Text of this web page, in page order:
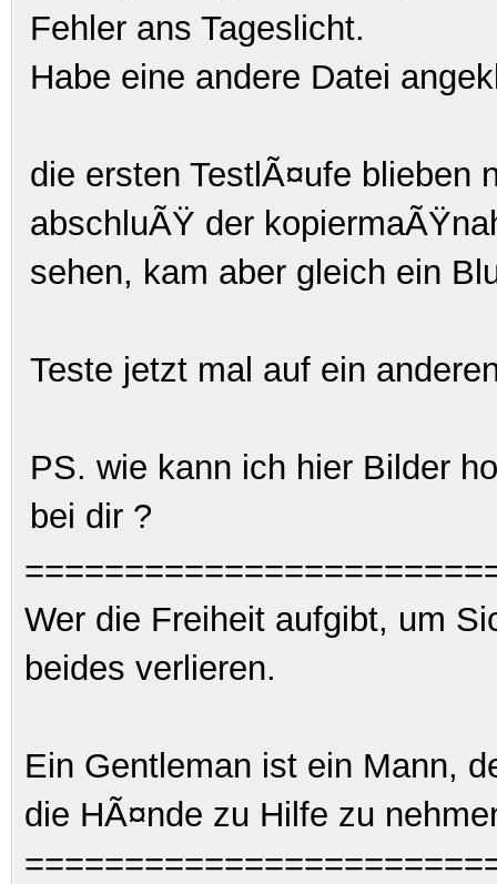
Fehler ans Tageslicht.
Habe eine andere Datei
die ersten TestlÃ¤ufe blieben
abschluÃŸ der
sehen, kam aber gleich ein
Teste jetzt mal auf ein
PS. wie kann ich hier Bilder
bei dir ?
Wer die Freiheit aufgibt, um
beides verlieren.
Ein Gentleman ist ein Mann,
die HÃ¤nde zu Hilfe zu